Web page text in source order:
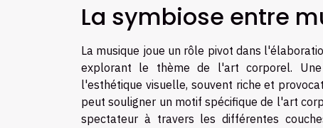
La symbiose entre
La musique joue un rôle pivot dans
explorant le thème de l'art corporel. Une
l'esthétique visuelle, souvent riche et
peut souligner un motif spécifique de l'art
spectateur à travers les différentes